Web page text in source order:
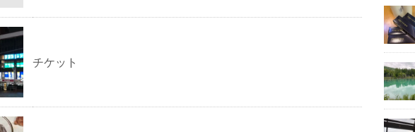
チケット